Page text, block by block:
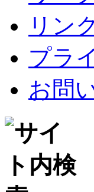
リン
プラ
お問